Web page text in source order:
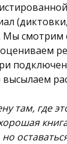
Мы
высылаем
там, где